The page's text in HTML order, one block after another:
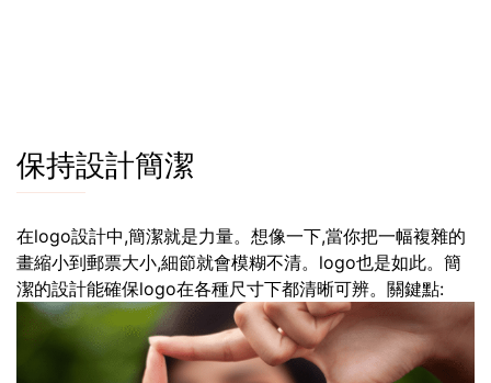
保持設計簡潔
在logo設計中,簡潔就是力量。想像一下,當你把一幅複雜的
畫縮小到郵票大小,細節就會模糊不清。logo也是如此。簡
潔的設計能確保logo在各種尺寸下都清晰可辨。關鍵點: